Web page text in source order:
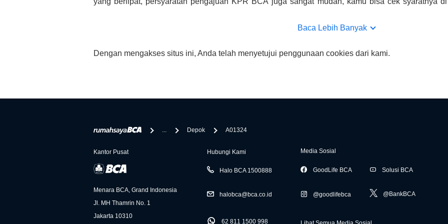
informasi yang rekanan berikan selain yang bisa di verifikasi oleh BCA.
Baca Lebih Banyak
Dengan mengakses situs ini, Anda telah menyetujui penggunaan cookies dari kami.
... Depok A01324
Kantor Pusat
Menara BCA, Grand Indonesia
Jl. MH Thamrin No. 1
Jakarta 10310
Hubungi Kami
Halo BCA 1500888
halobca@bca.co.id
62 811 1500 998
Media Sosial
GoodLife BCA
@goodlifebca
Solusi BCA
@BankBCA